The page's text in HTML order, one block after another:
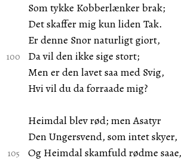
Som tykke Kobberlænker brak;
Det skaffer mig kun liden Tak.
Er denne Snor naturligt giort,
Da vil den ikke sige stort;
Men er den lavet saa med Svig,
Hvi vil du da forraade mig?
Heimdal blev rød; men Asatyr
Den Ungersvend, som intet skyer,
Og Heimdal skamfuld rødme saae,